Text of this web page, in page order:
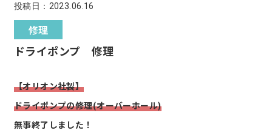
投稿日：2023.06.16
修理
ドライポンプ 修理
【オリオン社製】
ドライポンプの修理(オーバーホール)
無事終了しました！